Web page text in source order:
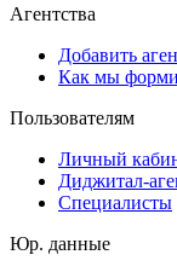
Агентства
Добавить
Как мы
Пользователям
Личный
Диджитал-
Специалисты
Юр. данные